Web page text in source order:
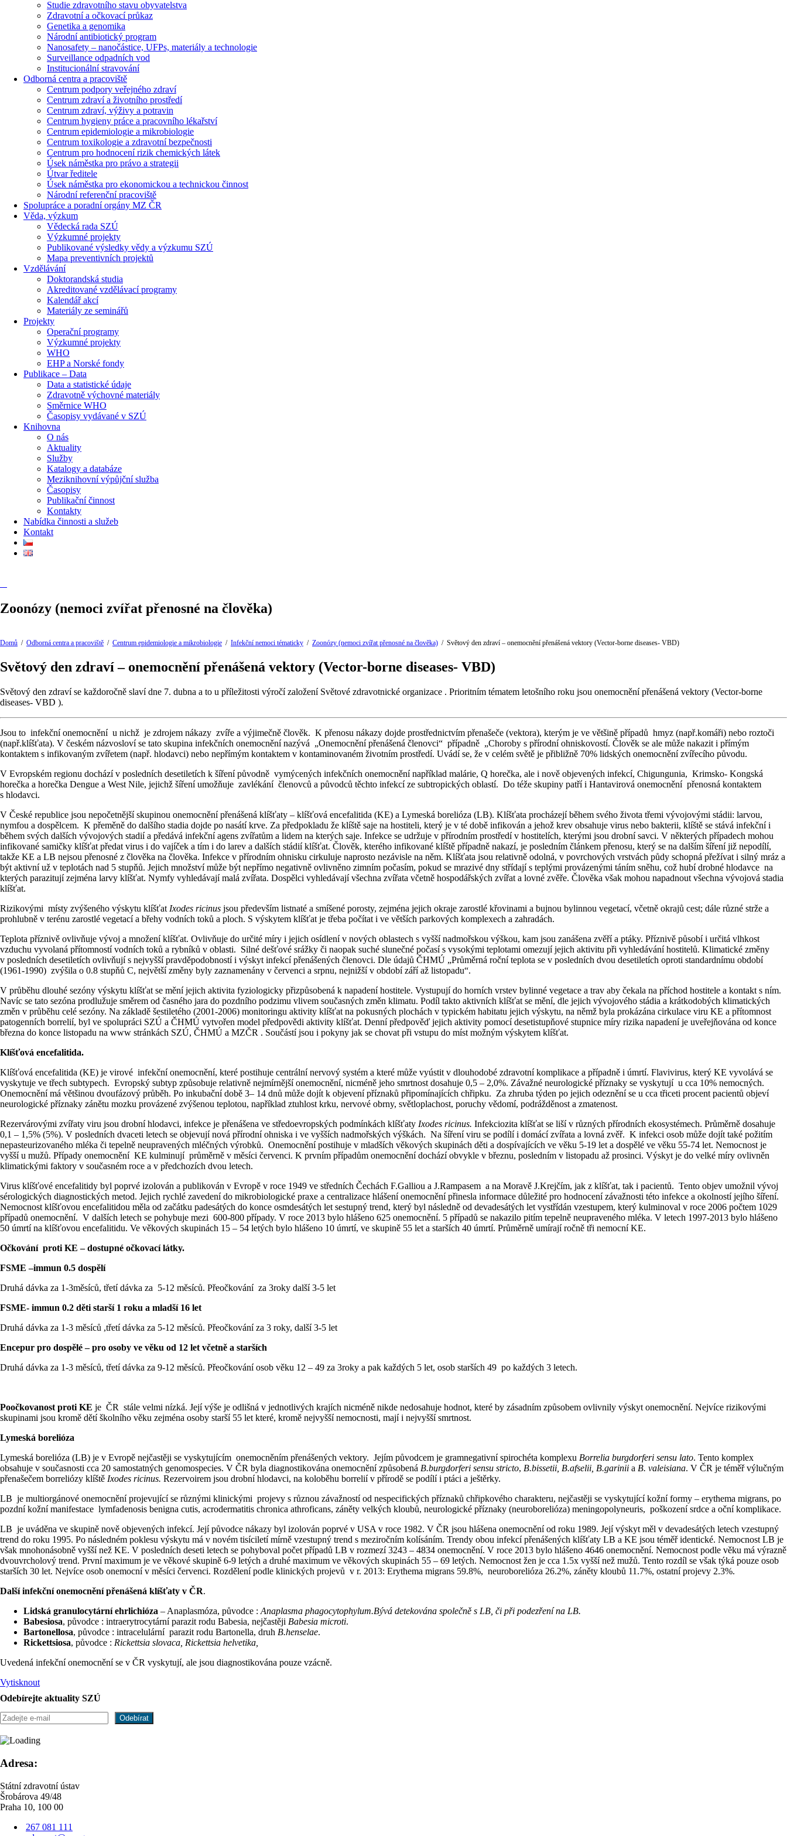
Studie zdravotního stavu obyvatelstva
Zdravotní a očkovací průkaz
Genetika a genomika
Národní antibiotický program
Nanosafety – nanočástice, UFPs, materiály a technologie
Surveillance odpadních vod
Institucionální stravování
Odborná centra a pracoviště
Centrum podpory veřejného zdraví
Centrum zdraví a životního prostředí
Centrum zdraví, výživy a potravin
Centrum hygieny práce a pracovního lékařství
Centrum epidemiologie a mikrobiologie
Centrum toxikologie a zdravotní bezpečnosti
Centrum pro hodnocení rizik chemických látek
Úsek náměstka pro právo a strategii
Útvar ředitele
Úsek náměstka pro ekonomickou a technickou činnost
Národní referenční pracoviště
Spolupráce a poradní orgány MZ ČR
Věda, výzkum
Vědecká rada SZÚ
Výzkumné projekty
Publikované výsledky vědy a výzkumu SZÚ
Mapa preventivních projektů
Vzdělávání
Doktorandská studia
Akreditované vzdělávací programy
Kalendář akcí
Materiály ze seminářů
Projekty
Operační programy
Výzkumné projekty
WHO
EHP a Norské fondy
Publikace – Data
Data a statistické údaje
Zdravotně výchovné materiály
Směrnice WHO
Časopisy vydávané v SZÚ
Knihovna
O nás
Aktuality
Služby
Katalogy a databáze
Meziknihovní výpůjční služba
Časopisy
Publikační činnost
Kontakty
Nabídka činnosti a služeb
Kontakt
Zoonózy (nemoci zvířat přenosné na člověka)
Domů / Odborná centra a pracoviště / Centrum epidemiologie a mikrobiologie / Infekční nemoci tématicky / Zoonózy (nemoci zvířat přenosné na člověka) / Světový den zdraví – onemocnění přenášená vektory (Vector-borne diseases- VBD)
Světový den zdraví – onemocnění přenášená vektory (Vector-borne diseases- VBD)
Světový den zdraví se každoročně slaví dne 7. dubna a to u příležitosti výročí založení Světové zdravotnické organizace . Prioritním tématem letošního roku jsou onemocnění přenášená vektory (Vector-borne
diseases- VBD ).
Jsou to infekční onemocnění u nichž je zdrojem nákazy zvíře a výjimečně člověk. K přenosu nákazy dojde prostřednictvím přenašeče (vektora), kterým je ve většině případů hmyz (např.komáři) nebo roztoči
(např.klíšťata). V českém názvosloví se tato skupina infekčních onemocnění nazývá „Onemocnění přenášená členovci“ případně „Choroby s přírodní ohniskovostí. Člověk se ale může nakazit i přímým
kontaktem s infikovaným zvířetem (např. hlodavci) nebo nepřímým kontaktem v kontaminovaném životním prostředí. Uvádí se, že v celém světě je přibližně 70% lidských onemocnění zvířecího původu.
V Evropském regionu dochází v posledních desetiletích k šíření původně vymýcených infekčních onemocnění například malárie, Q horečka, ale i nově objevených infekcí, Chigungunia, Krimsko- Kongská
horečka a horečka Dengue a West Nile, jejichž šíření umožňuje zavlékání členovců a původců těchto infekcí ze subtropických oblastí. Do téže skupiny patří i Hantavirová onemocnění přenosná kontaktem
s hlodavci.
V České republice jsou nepočetnější skupinou onemocnění přenášená klíšťaty – klíšťová encefalitida (KE) a Lymeská borelióza (LB). Klíšťata procházejí během svého života třemi vývojovými stádii: larvou,
nymfou a dospělcem. K přeměně do dalšího stadia dojde po nasátí krve. Za předpokladu že klíště saje na hostiteli, který je v té době infikován a jehož krev obsahuje virus nebo bakterii, klíště se stává infekční i
během svých dalších vývojových stadií a předává infekční agens zvířatům a lidem na kterých saje. Infekce se udržuje v přírodním prostředí v hostitelích, kterými jsou drobní savci. V některých případech mohou
infikované samičky klíšťat předat virus i do vajíček a tím i do larev a dalších stádií klíšťat. Člověk, kterého infikované klíště případně nakazí, je posledním článkem přenosu, který se na dalším šíření již nepodílí,
takže KE a LB nejsou přenosné z člověka na člověka. Infekce v přírodním ohnisku cirkuluje naprosto nezávisle na něm. Klíšťata jsou relativně odolná, v povrchových vrstvách půdy schopná přežívat i silný mráz a
být aktivní už v teplotách nad 5 stupňů. Jejich množství může být nepřímo negativně ovlivněno zimním počasím, pokud se mrazivé dny střídají s teplými provázenými táním sněhu, což hubí drobné hlodavce na
kterých parazitují zejména larvy klíšťat. Nymfy vyhledávají malá zvířata. Dospělci vyhledávají všechna zvířata včetně hospodářských zvířat a lovné zvěře. Člověka však mohou napadnout všechna vývojová stadia
klíšťat.
Rizikovými místy zvýšeného výskytu klíšťat Ixodes ricinus jsou především listnaté a smíšené porosty, zejména jejich okraje zarostlé křovinami a bujnou bylinnou vegetací, včetně okrajů cest; dále různé strže a
prohlubně v terénu zarostlé vegetací a břehy vodních toků a ploch. S výskytem klíšťat je třeba počítat i ve větších parkových komplexech a zahradách.
Teplota příznivě ovlivňuje vývoj a množení klíšťat. Ovlivňuje do určité míry i jejich osídlení v nových oblastech s vyšší nadmořskou výškou, kam jsou zanášena zvěří a ptáky. Příznivě působí i určitá vlhkost
vzduchu vyvolaná přítomností vodních toků a rybníků v oblasti. Silné dešťové srážky či naopak suché slunečné počasí s vysokými teplotami omezují jejich aktivitu při vyhledávání hostitelů. Klimatické změny
v posledních desetiletích ovlivňují s nejvyšší pravděpodobností i výskyt infekcí přenášených členovci. Dle údajů ČHMÚ „Průměrná roční teplota se v posledních dvou desetiletích oproti standardnímu období
(1961-1990) zvýšila o 0.8 stupňů C, největší změny byly zaznamenány v červenci a srpnu, nejnižší v období září až listopadu“.
V průběhu dlouhé sezóny výskytu klíšťat se mění jejich aktivita fyziologicky přizpůsobená k napadení hostitele. Vystupují do horních vrstev bylinné vegetace a trav aby čekala na příchod hostitele a kontakt s ním.
Navíc se tato sezóna prodlužuje směrem od časného jara do pozdního podzimu vlivem současných změn klimatu. Podíl takto aktivních klíšťat se mění, dle jejich vývojového stádia a krátkodobých klimatických
změn v průběhu celé sezóny. Na základě šestiletého (2001-2006) monitoringu aktivity klíšťat na pokusných plochách v typickém habitatu jejich výskytu, na němž byla prokázána cirkulace viru KE a přítomnost
patogenních borrelií, byl ve spolupráci SZÚ a ČHMÚ vytvořen model předpovědi aktivity klíšťat. Denní předpověď jejich aktivity pomocí desetistupňové stupnice míry rizika napadení je uveřejňována od konce
března do konce listopadu na www stránkách SZÚ, ČHMÚ a MZČR . Součástí jsou i pokyny jak se chovat při vstupu do míst možným výskytem klíšťat.
Klíšťová encefalitida.
Klíšťová encefalitida (KE) je virové infekční onemocnění, které postihuje centrální nervový systém a které může vyústit v dlouhodobé zdravotní komplikace a případně i úmrtí. Flavivirus, který KE vyvolává se
vyskytuje ve třech subtypech. Evropský subtyp způsobuje relativně nejmírnější onemocnění, nicméně jeho smrtnost dosahuje 0,5 – 2,0%. Závažné neurologické příznaky se vyskytují u cca 10% nemocných.
Onemocnění má většinou dvoufázový průběh. Po inkubační době 3– 14 dnů může dojít k objevení příznaků připomínajících chřipku. Za zhruba týden po jejich odeznění se u cca třiceti procent pacientů objeví
neurologické příznaky zánětu mozku provázené zvýšenou teplotou, například ztuhlost krku, nervové obrny, světloplachost, poruchy vědomí, podrážděnost a zmatenost.
Rezervárovými zvířaty viru jsou drobní hlodavci, infekce je přenášena ve středoevropských podmínkách klíšťaty Ixodes ricinus. Infekciozita klíšťat se liší v různých přírodních ekosystémech. Průměrně dosahuje
0,1 – 1,5% (5%). V posledních dvaceti letech se objevují nová přírodní ohniska i ve vyšších nadmořských výškách. Na šíření viru se podílí i domácí zvířata a lovná zvěř. K infekci osob může dojít také požitím
nepasteurizovaného mléka či tepelně neupravených mléčných výrobků. Onemocnění postihuje v mladších věkových skupinách děti a dospívajících ve věku 5-19 let a dospělé ve věku 55-74 let. Nemocnost je
vyšší u mužů. Případy onemocnění KE kulminují průměrně v měsíci červenci. K prvním případům onemocnění dochází obvykle v březnu, posledním v listopadu až prosinci. Výskyt je do velké míry ovlivněn
klimatickými faktory v současném roce a v předchozích dvou letech.
Virus klíšťové encefalitidy byl poprvé izolován a publikován v Evropě v roce 1949 ve středních Čechách F.Galliou a J.Rampasem a na Moravě J.Krejčím, jak z klíšťat, tak i pacientů. Tento objev umožnil vývoj
sérologických diagnostických metod. Jejich rychlé zavedení do mikrobiologické praxe a centralizace hlášení onemocnění přinesla informace důležité pro hodnocení závažnosti této infekce a okolností jejího šíření.
Nemocnost klíšťovou encefalitidou měla od začátku padesátých do konce osmdesátých let sestupný trend, který byl následně od devadesátých let vystřídán vzestupem, který kulminoval v roce 2006 počtem 1029
případů onemocnění. V dalších letech se pohybuje mezi 600-800 případy. V roce 2013 bylo hlášeno 625 onemocnění. 5 případů se nakazilo pitím tepelně neupraveného mléka. V letech 1997-2013 bylo hlášeno
50 úmrtí na klíšťovou encefalitidu. Ve věkových skupinách 15 – 54 letých bylo hlášeno 10 úmrtí, ve skupině 55 let a starších 40 úmrtí. Průměrně umírají ročně tři nemocní KE.
Očkování proti KE – dostupné očkovací látky.
FSME –immun 0.5 dospělí
Druhá dávka za 1-3měsíců, třetí dávka za 5-12 měsíců. Přeočkování za 3roky další 3-5 let
FSME- immun 0.2 děti starší 1 roku a mladší 16 let
Druhá dávka za 1-3 měsíců ,třetí dávka za 5-12 měsíců. Přeočkování za 3 roky, další 3-5 let
Encepur pro dospělé – pro osoby ve věku od 12 let včetně a starších
Druhá dávka za 1-3 měsíců, třetí dávka za 9-12 měsíců. Přeočkování osob věku 12 – 49 za 3roky a pak každých 5 let, osob starších 49 po každých 3 letech.
Poočkovanost proti KE je ČR stále velmi nízká. Její výše je odlišná v jednotlivých krajích nicméně nikde nedosahuje hodnot, které by zásadním způsobem ovlivnily výskyt onemocnění. Nejvíce rizikovými
skupinami jsou kromě dětí školního věku zejména osoby starší 55 let které, kromě nejvyšší nemocnosti, mají i nejvyšší smrtnost.
Lymeská borelióza
Lymeská borelióza (LB) je v Evropě nejčastěji se vyskytujícím onemocněním přenášených vektory. Jejím původcem je gramnegativní spirochéta komplexu Borrelia burgdorferi sensu lato. Tento komplex
obsahuje v současnosti cca 20 samostatných genomospecies. V ČR byla diagnostikována onemocnění způsobená B.burgdorferi sensu stricto, B.bissetii, B.afselii, B.garinii a B. valeisiana. V ČR je téměř výlučným
přenašečem borreliózy klíště Ixodes ricinus. Rezervoirem jsou drobní hlodavci, na koloběhu borrelií v přírodě se podílí i ptáci a ještěrky.
LB je multiorgánové onemocnění projevující se různými klinickými projevy s různou závažností od nespecifických příznaků chřipkového charakteru, nejčastěji se vyskytující kožní formy – erythema migrans, po
pozdní kožní manifestace lymfadenosis benigna cutis, acrodermatitis chronica athroficans, záněty velkých kloubů, neurologické příznaky (neuroborelióza) meningopolyneuris, poškození srdce a oční komplikace.
LB je uváděna ve skupině nově objevených infekcí. Její původce nákazy byl izolován poprvé v USA v roce 1982. V ČR jsou hlášena onemocnění od roku 1989. Její výskyt měl v devadesátých letech vzestupný
trend do roku 1995. Po následném poklesu výskytu má v novém tisíciletí mírně vzestupný trend s meziročním kolísáním. Trendy obou infekcí přenášených klíšťaty LB a KE jsou téměř identické. Nemocnost LB je
však mnohonásobně vyšší než KE. V posledních deseti letech se pohyboval počet případů LB v rozmezí 3243 – 4834 onemocnění. V roce 2013 bylo hlášeno 4646 onemocnění. Nemocnost podle věku má výrazně
dvouvrcholový trend. První maximum je ve věkové skupině 6-9 letých a druhé maximum ve věkových skupinách 55 – 69 letých. Nemocnost žen je cca 1.5x vyšší než mužů. Tento rozdíl se však týká pouze osob
starších 30 let. Nejvíce osob onemocní v měsíci červenci. Rozdělení podle klinických projevů v r. 2013: Erythema migrans 59.8%, neuroborelióza 26.2%, záněty kloubů 11.7%, ostatní projevy 2.3%.
Další infekční onemocnění přenášená klíšťaty v ČR.
Lidská granulocytární ehrlichióza – Anaplasmóza, původce : Anaplasma phagocytophylum.Bývá detekována společně s LB, či při podezření na LB.
Babesiosa, původce : intraerytrocytární parazit rodu Babesia, nejčastěji Babesia microti.
Bartonellosa, původce : intracelulární parazit rodu Bartonella, druh B.henselae.
Rickettsiosa, původce : Rickettsia slovaca, Rickettsia helvetika,
Uvedená infekční onemocnění se v ČR vyskytují, ale jsou diagnostikována pouze vzácně.
Vytisknout
Odebírejte aktuality SZÚ
Adresa:
Státní zdravotní ústav
Šrobárova 49/48
Praha 10, 100 00
267 081 111